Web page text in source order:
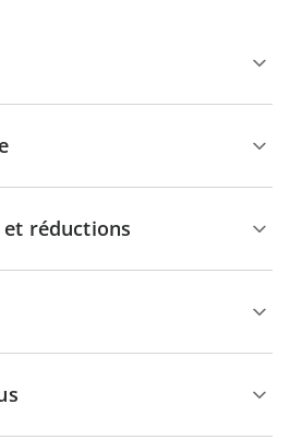
réductions